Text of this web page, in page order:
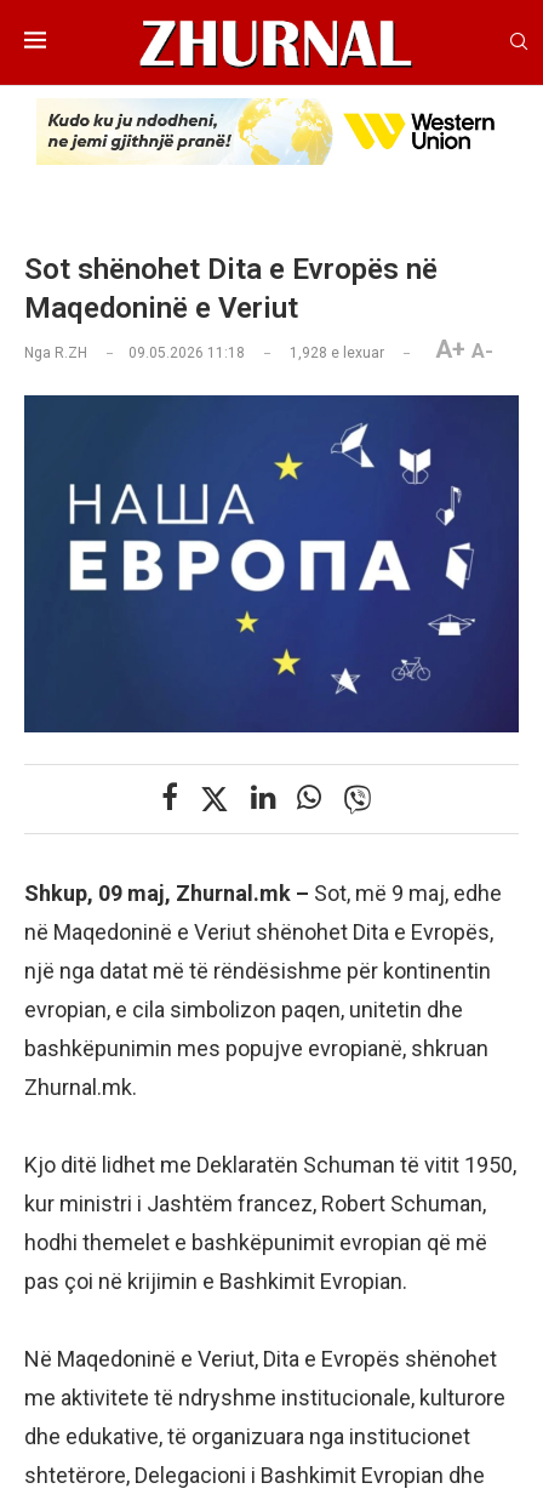
Sot shënohet Dita e Evropës në
Maqedoninë e Veriut
Nga R.ZH 09.05.2026 11:18 1,928 e lexuar A+ A-
Shkup, 09 maj, Zhurnal.mk – Sot, më 9 maj, edhe
në Maqedoninë e Veriut shënohet Dita e Evropës,
një nga datat më të rëndësishme për kontinentin
evropian, e cila simbolizon paqen, unitetin dhe
bashkëpunimin mes popujve evropianë, shkruan
Zhurnal.mk.
Kjo ditë lidhet me Deklaratën Schuman të vitit 1950,
kur ministri i Jashtëm francez, Robert Schuman,
hodhi themelet e bashkëpunimit evropian që më
pas çoi në krijimin e Bashkimit Evropian.
Në Maqedoninë e Veriut, Dita e Evropës shënohet
me aktivitete të ndryshme institucionale, kulturore
dhe edukative, të organizuara nga institucionet
shtetërore, Delegacioni i Bashkimit Evropian dhe